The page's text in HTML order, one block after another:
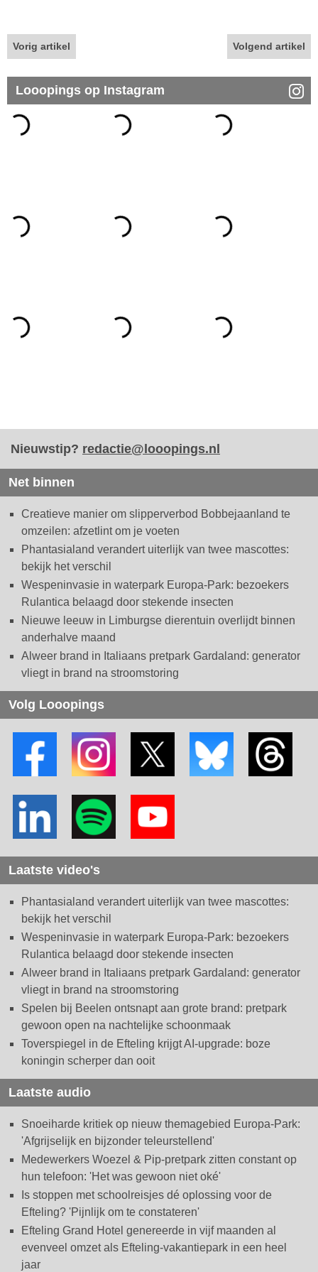
Vorig artikel Volgend artikel
Looopings op Instagram
Nieuwstip? redactie@looopings.nl
Net binnen
Creatieve manier om slipperverbod Bobbejaanland te
omzeilen: afzetlint om je voeten
Phantasialand verandert uiterlijk van twee mascottes:
bekijk het verschil
Wespeninvasie in waterpark Europa-Park: bezoekers
Rulantica belaagd door stekende insecten
Nieuwe leeuw in Limburgse dierentuin overlijdt binnen
anderhalve maand
Alweer brand in Italiaans pretpark Gardaland: generator
vliegt in brand na stroomstoring
Volg Looopings
Laatste video's
Phantasialand verandert uiterlijk van twee mascottes:
bekijk het verschil
Wespeninvasie in waterpark Europa-Park: bezoekers
Rulantica belaagd door stekende insecten
Alweer brand in Italiaans pretpark Gardaland: generator
vliegt in brand na stroomstoring
Spelen bij Beelen ontsnapt aan grote brand: pretpark
gewoon open na nachtelijke schoonmaak
Toverspiegel in de Efteling krijgt AI-upgrade: boze
koningin scherper dan ooit
Laatste audio
Snoeiharde kritiek op nieuw themagebied Europa-Park:
'Afgrijselijk en bijzonder teleurstellend'
Medewerkers Woezel & Pip-pretpark zitten constant op
hun telefoon: 'Het was gewoon niet oké'
Is stoppen met schoolreisjes dé oplossing voor de
Efteling? 'Pijnlijk om te constateren'
Efteling Grand Hotel genereerde in vijf maanden al
evenveel omzet als Efteling-vakantiepark in een heel
jaar